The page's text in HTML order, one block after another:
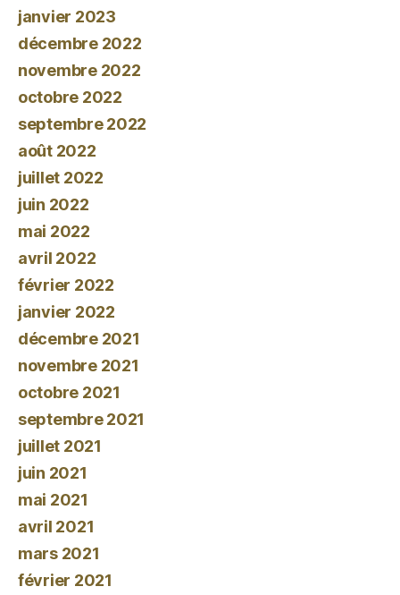
janvier 2023
décembre 2022
novembre 2022
octobre 2022
septembre 2022
août 2022
juillet 2022
juin 2022
mai 2022
avril 2022
février 2022
janvier 2022
décembre 2021
novembre 2021
octobre 2021
septembre 2021
juillet 2021
juin 2021
mai 2021
avril 2021
mars 2021
février 2021